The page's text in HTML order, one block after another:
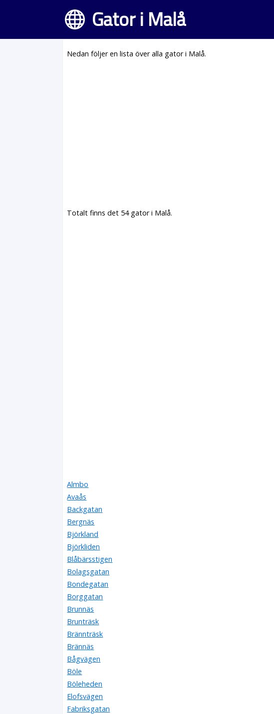
Gator i Malå
Nedan följer en lista över alla gator i Malå.
Totalt finns det 54 gator i Malå.
Almbo
Avaås
Backgatan
Bergnäs
Björkland
Björkliden
Blåbärsstigen
Bolagsgatan
Bondegatan
Borggatan
Brunnäs
Brunträsk
Brännträsk
Brännäs
Bågvägen
Böle
Böleheden
Elofsvägen
Fabriksgatan